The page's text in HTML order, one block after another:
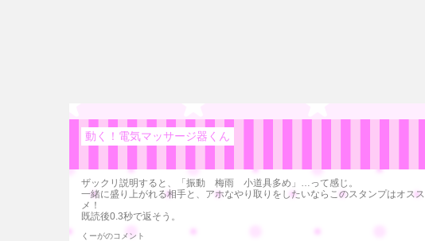
動く！電気マッサージ器くん
ザックリ説明すると、「振動 梅雨 小道具多め」…って感じ。
一緒に盛り上がれる相手と、アホなやり取りをしたいならこのスタンプはオスス
メ！
既読後0.3秒で返そう。
くーがのコメント